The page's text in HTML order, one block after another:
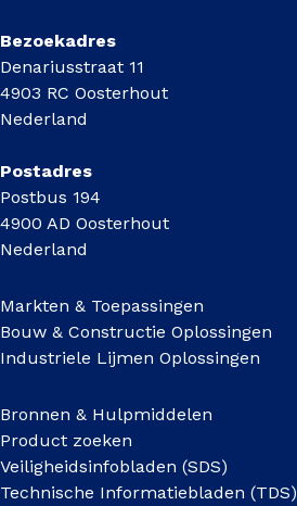
Bezoekadres
Denariusstraat 11
4903 RC Oosterhout
Nederland
Postadres
Postbus 194
4900 AD Oosterhout
Nederland
Markten & Toepassingen
Bouw & Constructie Oplossingen
Industriele Lijmen Oplossingen
Bronnen & Hulpmiddelen
Product zoeken
Veiligheidsinfobladen (SDS)
Technische Informatiebladen (TDS)